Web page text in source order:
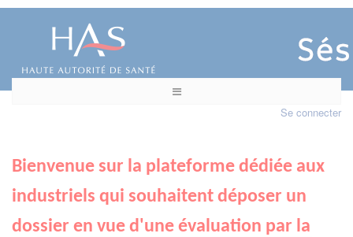
Se connecter
Bienvenue sur la plateforme dédiée aux
industriels qui souhaitent déposer un
dossier en vue d'une évaluation par la